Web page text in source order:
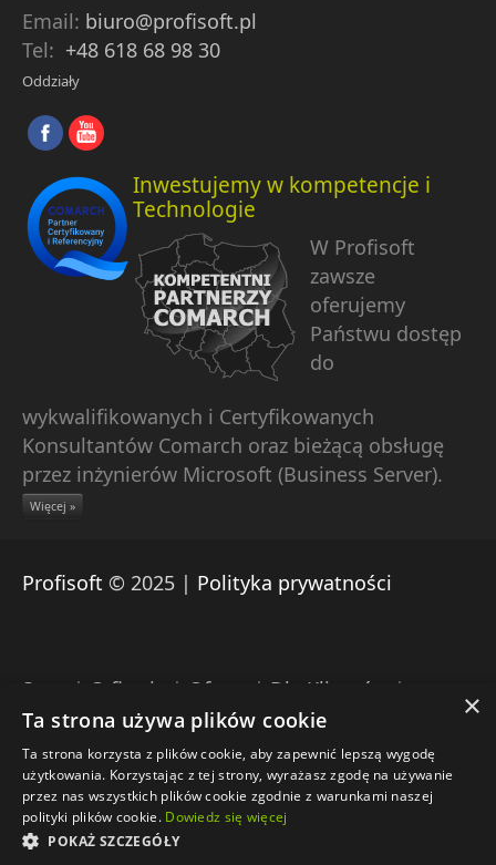
Email: biuro@profisoft.pl
Tel: +48 618 68 98 30
Oddziały
Inwestujemy w kompetencje i
Technologie
W Profisoft
zawsze
oferujemy
Państwu dostęp
do
wykwalifikowanych i Certyfikowanych
Konsultantów Comarch oraz bieżącą obsługę
przez inżynierów Microsoft (Business Server).
Więcej »
Profisoft © 2025 | Polityka prywatności
Start | O firmie | Oferta | Dla Klientów
|
Pomoc zdalna Comarch|Download
Engine: Umbraco |
Projekt: Profisoft |
Wdrożenie: Profisoft
×
Ta strona używa plików cookie
Ta strona korzysta z plików cookie, aby zapewnić lepszą wygodę
użytkowania. Korzystając z tej strony, wyrażasz zgodę na używanie
przez nas wszystkich plików cookie zgodnie z warunkami naszej
polityki plików cookie. Dowiedz się więcej
POKAŻ SZCZEGÓŁY